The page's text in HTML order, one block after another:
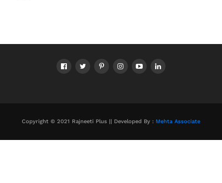
Copyright © 2021 Rajneeti Plus || Developed By : Mehta Associate